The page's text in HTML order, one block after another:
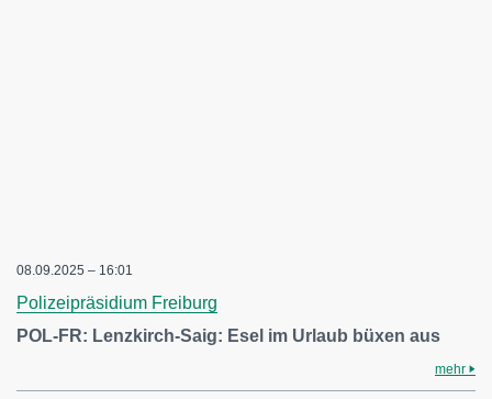
08.09.2025 – 16:01
Polizeipräsidium Freiburg
POL-FR: Lenzkirch-Saig: Esel im Urlaub büxen aus
mehr